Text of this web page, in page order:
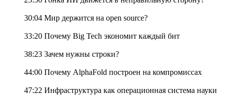
30:04 Мир держится на open source?
33:20 Почему Big Tech экономит каждый бит
38:23 Зачем нужны строки?
44:00 Почему AlphaFold построен на компромиссах
47:22 Инфраструктура как операционная система науки